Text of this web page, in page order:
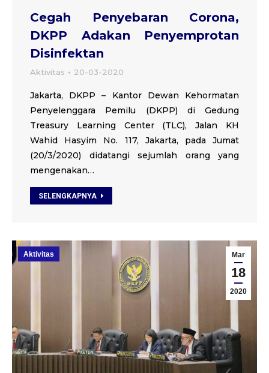
Cegah Penyebaran Corona,
DKPP Adakan Penyemprotan
Disinfektan
Aktivitas 20-03-2020
Jakarta, DKPP – Kantor Dewan Kehormatan
Penyelenggara Pemilu (DKPP) di Gedung
Treasury Learning Center (TLC), Jalan KH
Wahid Hasyim No. 117, Jakarta, pada Jumat
(20/3/2020) didatangi sejumlah orang yang
mengenakan…
SELENGKAPNYA
Mar
18
2020
Aktivitas